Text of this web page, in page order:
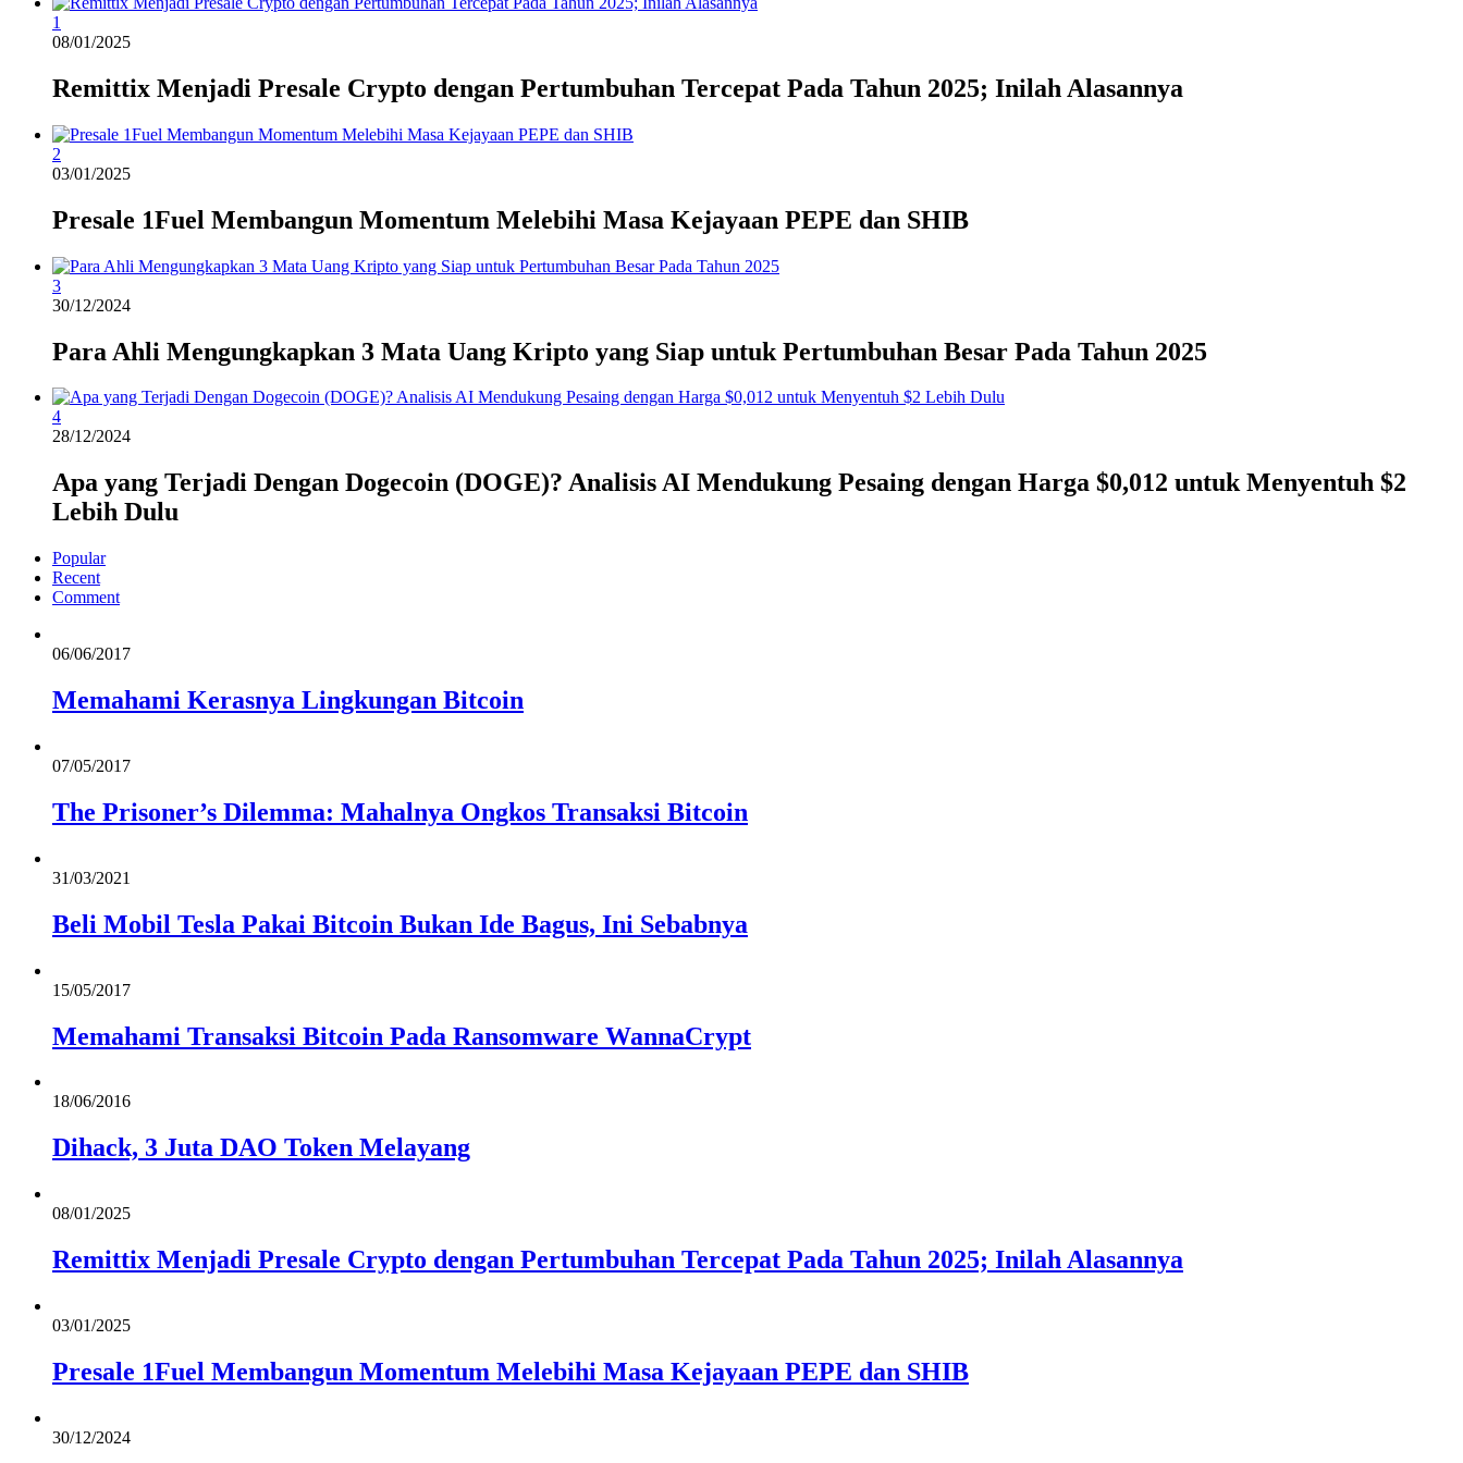
1
08/01/2025
Remittix Menjadi Presale Crypto dengan Pertumbuhan Tercepat Pada Tahun 2025; Inilah Alasannya
2
03/01/2025
Presale 1Fuel Membangun Momentum Melebihi Masa Kejayaan PEPE dan SHIB
3
30/12/2024
Para Ahli Mengungkapkan 3 Mata Uang Kripto yang Siap untuk Pertumbuhan Besar Pada Tahun 2025
4
28/12/2024
Apa yang Terjadi Dengan Dogecoin (DOGE)? Analisis AI Mendukung Pesaing dengan Harga $0,012 untuk Menyentuh $2
Lebih Dulu
Popular
Recent
Comment
06/06/2017
Memahami Kerasnya Lingkungan Bitcoin
07/05/2017
The Prisoner’s Dilemma: Mahalnya Ongkos Transaksi Bitcoin
31/03/2021
Beli Mobil Tesla Pakai Bitcoin Bukan Ide Bagus, Ini Sebabnya
15/05/2017
Memahami Transaksi Bitcoin Pada Ransomware WannaCrypt
18/06/2016
Dihack, 3 Juta DAO Token Melayang
08/01/2025
Remittix Menjadi Presale Crypto dengan Pertumbuhan Tercepat Pada Tahun 2025; Inilah Alasannya
03/01/2025
Presale 1Fuel Membangun Momentum Melebihi Masa Kejayaan PEPE dan SHIB
30/12/2024